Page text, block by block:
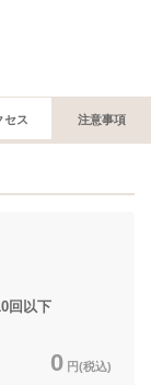
セス 注意事項
回以下
0 円(税込)